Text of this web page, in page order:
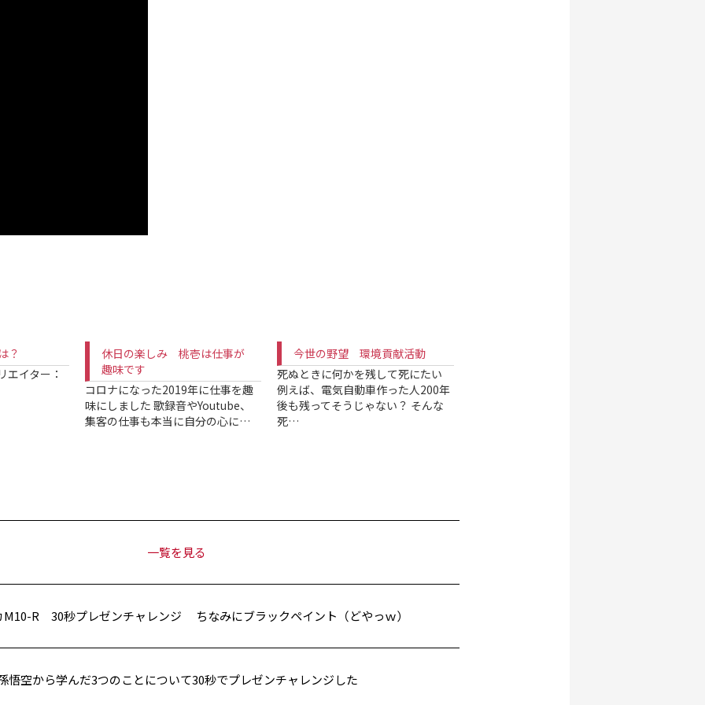
？
イター：
休日の楽しみ 桃壱は仕事が
趣味です
コロナになった2019年に仕事を趣
味にしました 歌録音やYoutube、
集客の仕事も本当に自分の心に…
今世の野望 環境貢献活動
死ぬときに何かを残して死にたい
例えば、電気自動車作った人200年
後も残ってそうじゃない？ そんな
死…
一覧を見る
M10-R 30秒プレゼンチャレンジ ちなみにブラックペイント（どやっｗ）
悟空から学んだ3つのことについて30秒でプレゼンチャレンジした